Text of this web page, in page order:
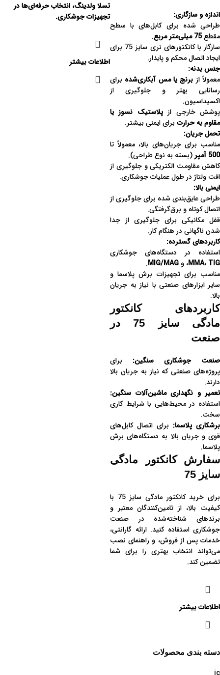
دسته بندی محصولات
اندازه و سازگاری:
طراحی شده برای کابل‌های با سطح
مقطع75 میلی‌متر مربع
.
سازگار با کانکتورهای نری سایز 75 برای
ایجاد اتصال محکم و پایدار.
جنس بدنه:
معمولاً از برنج یا مس آبکاری‌شده برای
رسانایی بهتر و جلوگیری از
اکسیداسیون.
پوشش خارجی ازپلاستیک نسوز یا
مقاوم به حرارت برای ایمنی بیشتر.
تحمل جریان:
مناسب برای جریان‌های بالا، معمولاً تا
500 آمپر
(بسته به نوع طراحی).
کاهش مقاومت الکتریکی و جلوگیری از
افت ولتاژ در طول عملیات جوشکاری.
ایمنی بالا:
طراحی عایق‌بندی شده برای جلوگیری از
اتصال کوتاه و برق‌گرفتگی.
قفل مکانیکی برای جلوگیری از جدا
شدن ناگهانی در هنگام کار.
کاربردهای گسترده:
استفاده در دستگاه‌های جوشکاری
MMA، TIG ، و MIG/MAG
.
مناسب برای تجهیزات برش پلاسما و
سایر ابزارهای صنعتی با نیاز به جریان
بالا.
کاربردهای کانکتور
مادگی سایز 75 در
صنعت
صنعت جوشکاری سنگین: برای
پروژه‌های صنعتی که نیاز به جریان بالا
دارند.
تعمیر و نگهداری ماشین‌آلات سنگین:
استفاده در محیط‌هایی با شرایط کاری
سخت.
برشکاری پلاسما: برای اتصال کابل‌های
قوی و جریان بالا به دستگاه‌های برش
پلاسما.
سفارش کانکتور مادگی
سایز 75
برای خرید کانکتور مادگی سایز 75 با
کیفیت بالا، از تامین‌کنندگان معتبر و
برندهای شناخته‌شده در صنعت
جوشکاری استفاده کنید. ارائه گارانتی،
خدمات پس از فروش، و راهنمای نصب
می‌تواند انتخاب بهتری را برای شما
تضمین کند.
اطلاعات بیشتر
تسلا ولدینگ، انتخاب حرفه‌ای‌ها در
تجهیزات جوشکاری.
اطلاعات بیشتر